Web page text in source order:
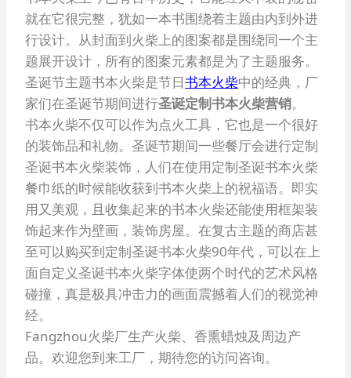
就在它很完整，犹如一本书围绕着主题由内到外进
行设计。从封面到火柴上的图案都是围绕同一个主
题展开设计，所有的图案元素都是为了主题服务。
圣诞节主题书本火柴是节日书本火柴中的经典，厂
家们在圣诞节期间进行圣诞定制书本火柴营销。
书本火柴不仅可以作为点火工具，它也是一个很好
的装饰品和礼物。圣诞节期间一些餐厅会进行定制
圣诞书本火柴装饰，人们在使用定制圣诞书本火柴
餐巾纸的时候能收获到书本火柴上的祝福语。即实
用又美观，且收集起来的书本火柴还能使用框架装
饰起来作为壁画，装饰房屋。在复古主题的商店甚
至可以购买到定制圣诞书本火柴90年代，可以在上
面自定义圣诞书本火柴字体使两个时代的艺术风格
碰撞，真是极具冲击力的画面震撼着人们的视觉神
经。
Fangzhou火柴厂生产火柴、香熏蜡烛及周边产
品。欢迎您到来工厂，期待您的访问咨询。